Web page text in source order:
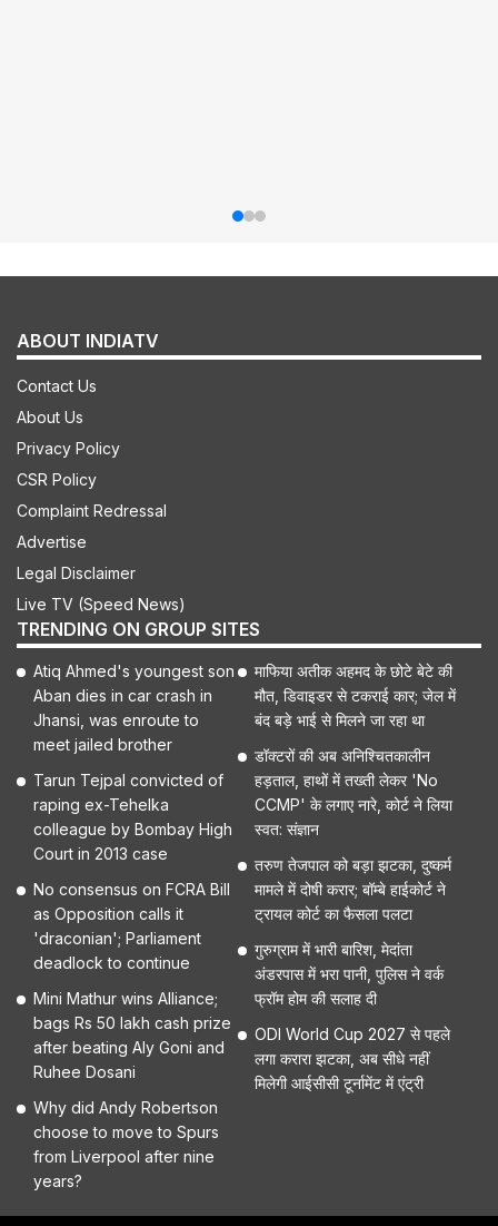
ABOUT INDIATV
Contact Us
About Us
Privacy Policy
CSR Policy
Complaint Redressal
Advertise
Legal Disclaimer
Live TV (Speed News)
TRENDING ON GROUP SITES
Atiq Ahmed's youngest son
Aban dies in car crash in
Jhansi, was enroute to
meet jailed brother
Tarun Tejpal convicted of
raping ex-Tehelka
colleague by Bombay High
Court in 2013 case
No consensus on FCRA Bill
as Opposition calls it
'draconian'; Parliament
deadlock to continue
Mini Mathur wins Alliance;
bags Rs 50 lakh cash prize
after beating Aly Goni and
Ruhee Dosani
Why did Andy Robertson
choose to move to Spurs
from Liverpool after nine
years?
माफिया अतीक अहमद के छोटे बेटे की
मौत, डिवाइडर से टकराई कार; जेल में
बंद बड़े भाई से मिलने जा रहा था
डॉक्टरों की अब अनिश्चितकालीन
हड़ताल, हाथों में तख्ती लेकर 'No
CCMP' के लगाए नारे, कोर्ट ने लिया
स्वत: संज्ञान
तरुण तेजपाल को बड़ा झटका, दुष्कर्म
मामले में दोषी करार; बॉम्बे हाईकोर्ट ने
ट्रायल कोर्ट का फैसला पलटा
गुरुग्राम में भारी बारिश, मेदांता
अंडरपास में भरा पानी, पुलिस ने वर्क
फ्रॉम होम की सलाह दी
ODI World Cup 2027 से पहले
लगा करारा झटका, अब सीधे नहीं
मिलेगी आईसीसी टूर्नामेंट में एंट्री